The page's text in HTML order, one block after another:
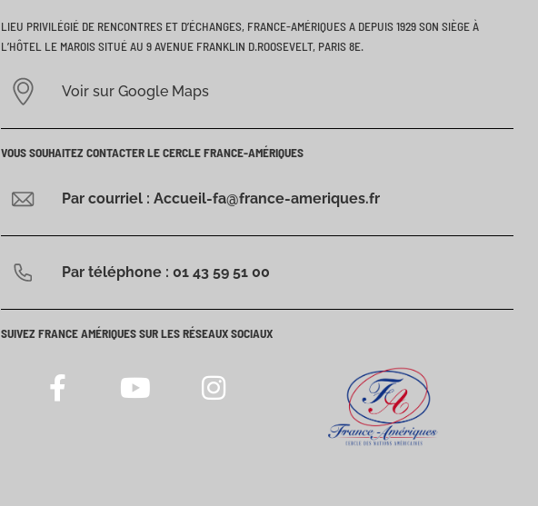
LIEU PRIVILÉGIÉ DE RENCONTRES ET D’ÉCHANGES, FRANCE-AMÉRIQUES A DEPUIS 1929 SON SIÈGE À
L’HÔTEL LE MAROIS SITUÉ AU 9 AVENUE FRANKLIN D.ROOSEVELT, PARIS 8E.
Voir sur Google Maps
VOUS SOUHAITEZ CONTACTER LE CERCLE FRANCE-AMÉRIQUES
Par courriel : Accueil-fa@france-ameriques.fr
Par téléphone : 01 43 59 51 00
SUIVEZ FRANCE AMÉRIQUES SUR LES RÉSEAUX SOCIAUX